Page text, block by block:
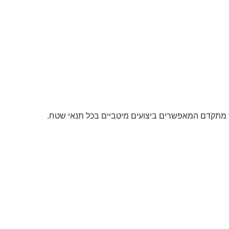
מתקדם המאפשרים ביצועים מיטביים בכל תנאי שטח.